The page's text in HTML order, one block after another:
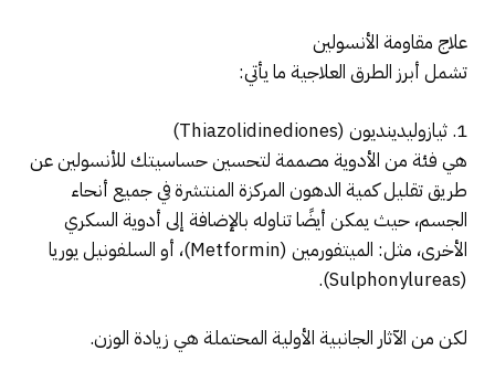
علاج مقاومة الأنسولين
تشمل أبرز الطرق العلاجية ما يأتي:
1. ثيازوليدينديون (Thiazolidinediones)
هي فئة من الأدوية مصممة لتحسين حساسيتك للأنسولين عن
طريق تقليل كمية الدهون المركزة المنتشرة في جميع أنحاء
الجسم، حيث يمكن أيضًا تناوله بالإضافة إلى أدوية السكري
الأخرى، مثل: الميتفورمين (Metformin)، أو السلفونيل يوريا
(Sulphonylureas).
لكن من الآثار الجانبية الأولية المحتملة هي زيادة الوزن.